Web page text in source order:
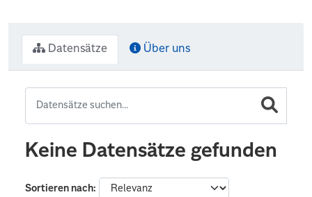
Datensätze Über uns
Keine Datensätze gefunden
Sortieren nach